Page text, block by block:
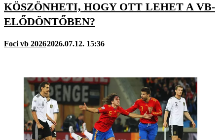
KÖSZÖNHETI, HOGY OTT LEHET A VB-
ELŐDÖNTŐBEN?
Foci vb 20262026.07.12. 15:36